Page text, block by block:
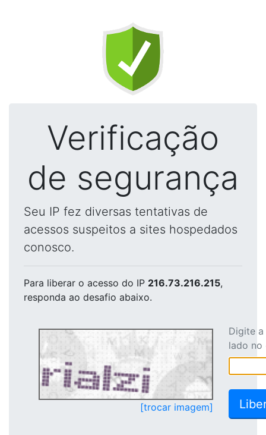
Verificação
de segurança
Seu IP fez diversas tentativas de
acessos suspeitos a sites hospedados
conosco.
Para liberar o acesso do IP 216.73.216.215,
responda ao desafio abaixo.
[trocar imagem]
Digite
lado no